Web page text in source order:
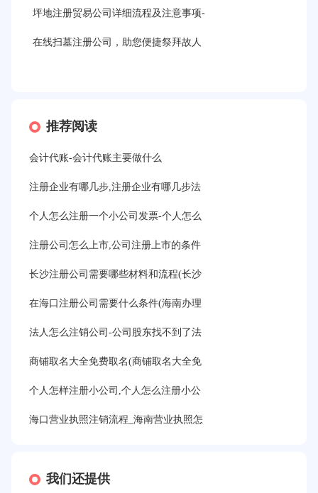
坪地注册贸易公司详细流程及注意事项-
在线扫墓注册公司，助您便捷祭拜故人
推荐阅读
会计代账-会计代账主要做什么
注册企业有哪几步,注册企业有哪几步法
个人怎么注册一个小公司发票-个人怎么
注册公司怎么上市,公司注册上市的条件
长沙注册公司需要哪些材料和流程(长沙
在海口注册公司需要什么条件(海南办理
法人怎么注销公司-公司股东找不到了法
商铺取名大全免费取名(商铺取名大全免
个人怎样注册小公司,个人怎么注册小公
海口营业执照注销流程_海南营业执照怎
我们还提供